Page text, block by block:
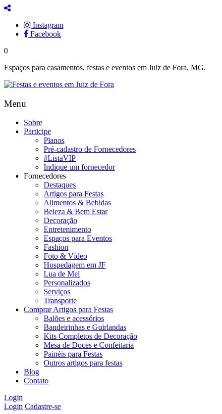
Instagram
Facebook
0
Espaços para casamentos, festas e eventos em Juiz de Fora, MG.
Menu
Sobre
Participe
Planos
Pré-cadastro de Fornecedores
#ListaVIP
Indique um fornecedor
Fornecedores
Destaques
Artigos para Festas
Alimentos & Bebidas
Beleza & Bem Estar
Decoração
Entretenimento
Espaços para Eventos
Fashion
Foto & Vídeo
Hospedagem em JF
Lua de Mel
Personalizados
Serviços
Transporte
Comprar Artigos para Festas
Balões e acessórios
Bandeirinhas e Guirlandas
Kits Completos de Decoração
Mesa de Doces e Confeitaria
Painéis para Festas
Outros artigos para festas
Blog
Contato
Login
Login Cadastre-se